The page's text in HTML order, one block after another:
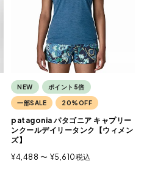
NEW ポイント5倍
一部SALE 20%OFF
patagonia パタゴニア キャプリー
ンクールデイリータンク【ウィメン
ズ】
¥4,488 〜 ¥5,610税込